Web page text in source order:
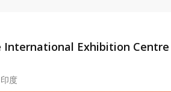
International Exhibition Centre
印度